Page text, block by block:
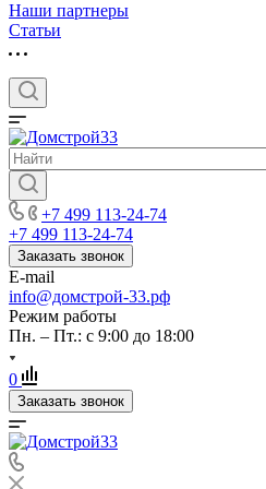
Наши партнеры
Статьи
+7 499 113-24-74
+7 499 113-24-74
Заказать звонок
E-mail
info@домстрой-33.рф
Режим работы
Пн. – Пт.: с 9:00 до 18:00
0
Заказать звонок